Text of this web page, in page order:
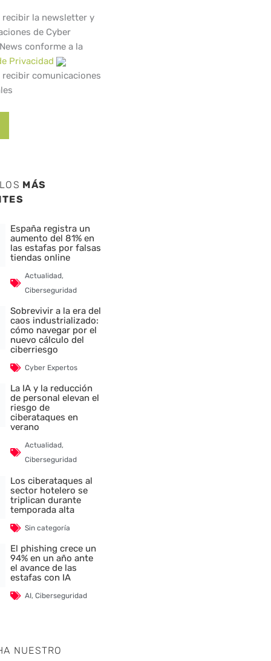
recibir la newsletter y
de Cyber
conforme a la
Privacidad
recibir comunicaciones
MÁS
España registra un
aumento del 81% en
las estafas por falsas
tiendas online
Actualidad,
Ciberseguridad
Sobrevivir a la era del
caos industrializado:
cómo navegar por el
nuevo cálculo del
ciberriesgo
Cyber Expertos
La IA y la reducción
de personal elevan el
riesgo de
ciberataques en
verano
Actualidad,
Ciberseguridad
Los ciberataques al
sector hotelero se
triplican durante
temporada alta
Sin categoría
El phishing crece un
94% en un año ante
el avance de las
estafas con IA
AI,Ciberseguridad
NUESTRO